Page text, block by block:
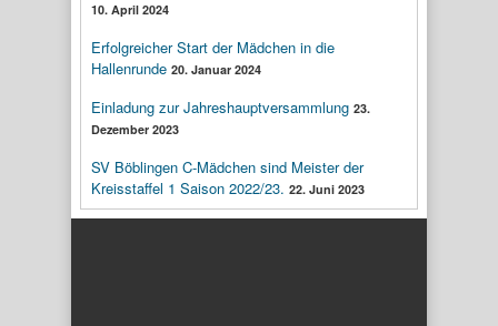
10. April 2024
Erfolgreicher Start der Mädchen in die
Hallenrunde 20. Januar 2024
Einladung zur Jahreshauptversammlung 23.
Dezember 2023
SV Böblingen C-Mädchen sind Meister der
Kreisstaffel 1 Saison 2022/23. 22. Juni 2023